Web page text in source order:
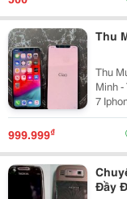
Thu
Thu
Minh
7
Xr
999.999₫
Đầy